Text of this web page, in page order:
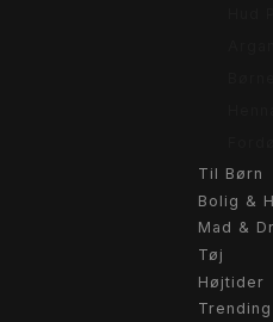
Til Børn
Bolig &
Mad &
Tøj
Højtider
Trending